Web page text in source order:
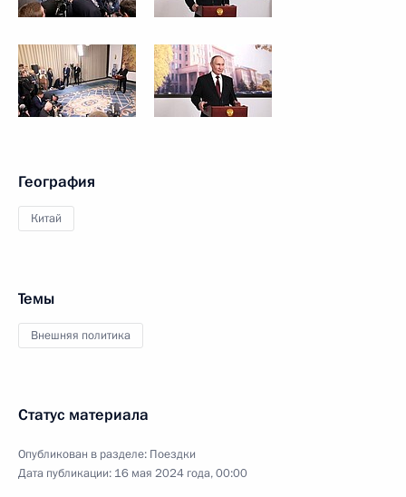
География
Китай
Темы
Внешняя политика
Статус материала
Опубликован в разделе: Поездки
Дата публикации: 16 мая 2024 года, 00:00